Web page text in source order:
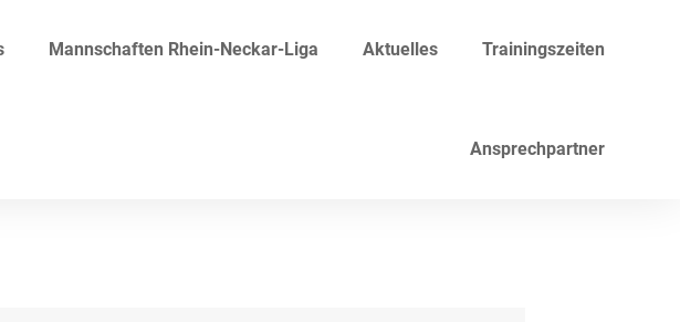
Mannschaften Rhein-Neckar-Liga Aktuelles Trainingszeiten
Ansprechpartner